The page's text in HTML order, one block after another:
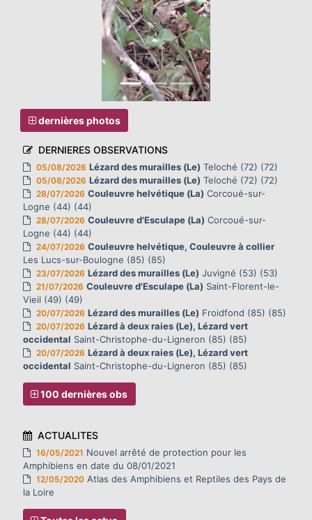
dernières photos
DERNIERES OBSERVATIONS
05/08/2026 Lézard des murailles (Le) Teloché (72) (72)
05/08/2026 Lézard des murailles (Le) Teloché (72) (72)
28/07/2026 Couleuvre helvétique (La) Corcoué-sur-
Logne (44) (44)
28/07/2026 Couleuvre d'Esculape (La) Corcoué-sur-
Logne (44) (44)
24/07/2026 Couleuvre helvétique, Couleuvre à collier
Les Lucs-sur-Boulogne (85) (85)
23/07/2026 Lézard des murailles (Le) Juvigné (53) (53)
21/07/2026 Couleuvre d'Esculape (La) Saint-Florent-le-
Vieil (49) (49)
20/07/2026 Lézard des murailles (Le) Froidfond (85) (85)
20/07/2026 Lézard à deux raies (Le), Lézard vert
occidental Saint-Christophe-du-Ligneron (85) (85)
20/07/2026 Lézard à deux raies (Le), Lézard vert
occidental Saint-Christophe-du-Ligneron (85) (85)
100 dernières obs
ACTUALITES
16/05/2021 Nouvel arrêté de protection pour les
Amphibiens en date du 08/01/2021
12/05/2020Atlas des Amphibiens et Reptiles des Pays de
la Loire